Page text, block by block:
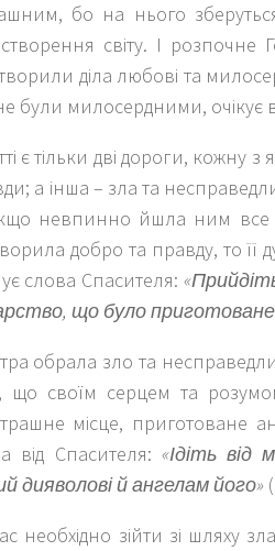
бо на нього
світу. І розпочне
діла любові та
були милосердними, очікує
є тільки дві дороги, кожну
а інша – зла та
невпинно йшла ним все
добро та правду, то
слова Спасителя:
що було приготоване
обрала зло та
своїм серцем та
місце, приготоване
від Спасителя: «Ідіть від
дияволові й ангелам його»
необхідно зійти зі шляху